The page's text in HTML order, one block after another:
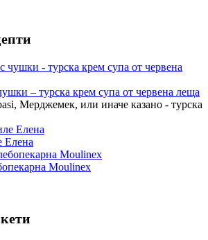
– турска крем супа от червена леща
Мерджемек, или иначе казано - турска
Елена
Moulinex